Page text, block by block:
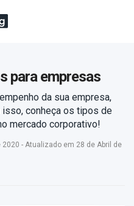
para empresas
da sua empresa,
isso, conheça os tipos de
mercado corporativo!
- Atualizado em 28 de Abril de